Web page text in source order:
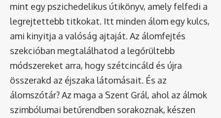
mint egy pszichedelikus útikönyv, amely felfedi a
legrejtettebb titkokat. Itt minden álom egy kulcs,
ami kinyitja a valóság ajtaját. Az álomfejtés
szekcióban megtalálhatod a legőrültebb
módszereket arra, hogy szétcincáld és újra
összerakd az éjszaka látomásait. És az
álomszótár? Az maga a Szent Grál, ahol az álmok
szimbólumai betűrendben sorakoznak, készen